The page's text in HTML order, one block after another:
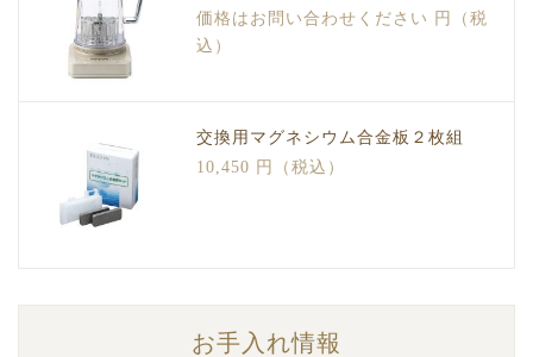
価格はお問い合わせください 円（税
込）
交換用マグネシウム合金板２枚組
10,450 円（税込）
お手入れ情報